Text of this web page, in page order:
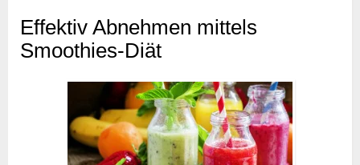
Effektiv Abnehmen mittels
Smoothies-Diät